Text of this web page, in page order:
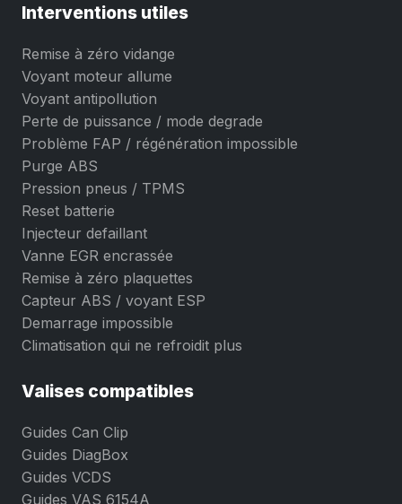
Interventions utiles
Remise à zéro vidange
Voyant moteur allume
Voyant antipollution
Perte de puissance / mode degrade
Problème FAP / régénération impossible
Purge ABS
Pression pneus / TPMS
Reset batterie
Injecteur defaillant
Vanne EGR encrassée
Remise à zéro plaquettes
Capteur ABS / voyant ESP
Demarrage impossible
Climatisation qui ne refroidit plus
Valises compatibles
Guides Can Clip
Guides DiagBox
Guides VCDS
Guides VAS 6154A